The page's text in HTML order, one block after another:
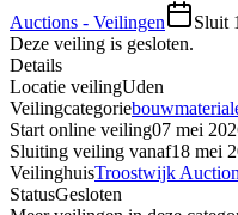
Auctions - Veilingen
Sluit
Deze veiling is gesloten.
Details
Locatie veilingUden
Veilingcategorie
Start online veiling07 mei
Sluiting veiling vanaf18 mei
VeilinghuisTroostwijk
StatusGesloten